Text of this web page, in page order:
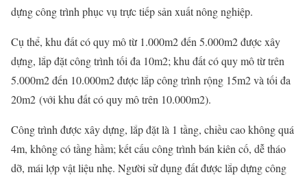
dựng công trình phục vụ trực tiếp sản xuất nông nghiệp.
Cụ thể, khu đất có quy mô từ 1.000m2 đến 5.000m2 được xây
dựng, lắp đặt công trình tối đa 10m2; khu đất có quy mô từ trên
5.000m2 đến 10.000m2 được lắp công trình rộng 15m2 và tối đa
20m2 (với khu đất có quy mô trên 10.000m2).
Công trình được xây dựng, lắp đặt là 1 tầng, chiều cao không quá
4m, không có tầng hầm; kết cấu công trình bán kiên cố, dễ tháo
dỡ, mái lợp vật liệu nhẹ. Người sử dụng đất được lắp dựng công